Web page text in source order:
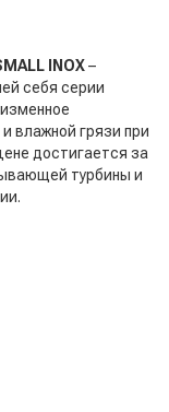
INOX–
себя серии
влажной грязи при
достигается за
турбины и